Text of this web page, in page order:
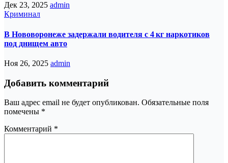
Дек 23, 2025 admin
Криминал
В Нововоронеже задержали водителя с 4 кг наркотиков
под днищем авто
Ноя 26, 2025 admin
Добавить комментарий
Ваш адрес email не будет опубликован. Обязательные поля
помечены *
Комментарий *